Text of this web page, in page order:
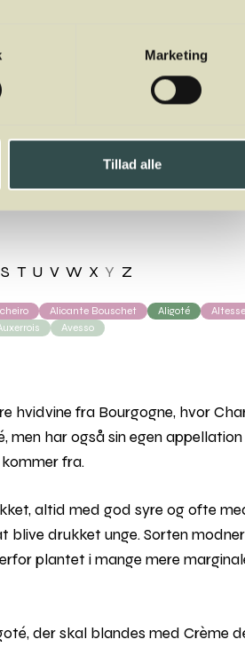
Marketing
Tillad alle
S T U V W X Y Z
Alicante Bouschet Aligoté Altesse
Avesso
hvidvine fra Bourgogne, hvor
har også sin egen
fra.
altid med god syre og ofte
blive drukket unge. Sorten
plantet i mange mere
der skal blandes med Crème